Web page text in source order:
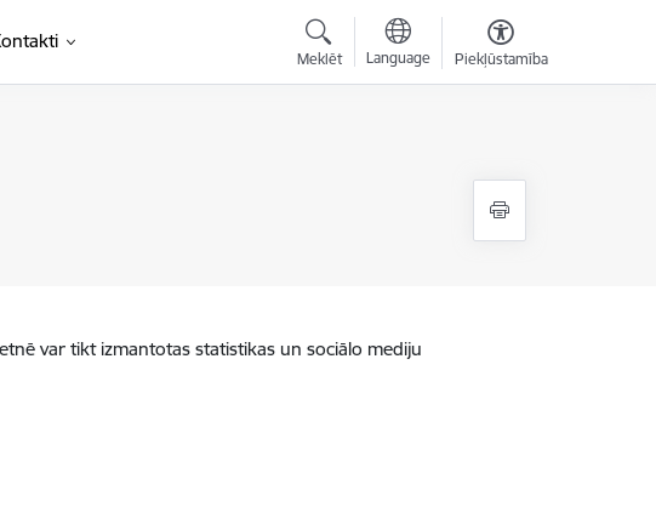
Meklēt Language Piekļūstamība
var tikt izmantotas statistikas un sociālo mediju